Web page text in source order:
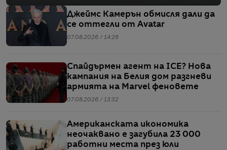
Джеймс Камерън обмисля дали да
се оттегли от Avatar
07.08.2026 / 14:26
Спайдърмен агент на ICE? Нова
кампания на Белия дом разгневи
армията на Marvel феновете
07.08.2026 / 13:32
Американската икономика
неочаквано е загубила 23 000
работни места през юли